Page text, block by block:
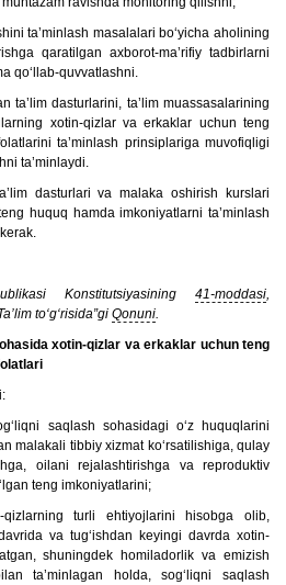
ta’minlash masalalari bo‘yicha aholining
qaratilgan axborot-ma’rifiy tadbirlarni
qo‘llab-quvvatlashni.
ta’lim dasturlarini, ta’lim muassasalarining
xotin-qizlar va erkaklar uchun teng
ta’minlash prinsiplariga muvofiqligi
ta’minlaydi.
dasturlari va malaka oshirish kurslari
huquq hamda imkoniyatlarni ta’minlash
Konstitutsiyasining 41-moddasi,
to‘g‘risida”gi Qonuni.
xotin-qizlar va erkaklar uchun teng
saqlash sohasidagi o‘z huquqlarini
malakali tibbiy xizmat ko‘rsatilishiga, qulay
oilani rejalashtirishga va reproduktiv
teng imkoniyatlarini;
qizlarning turli ehtiyojlarini hisobga olib,
va tug‘ishdan keyingi davrda xotin-
shuningdek homiladorlik va emizish
ta’minlagan holda, sog‘liqni saqlash